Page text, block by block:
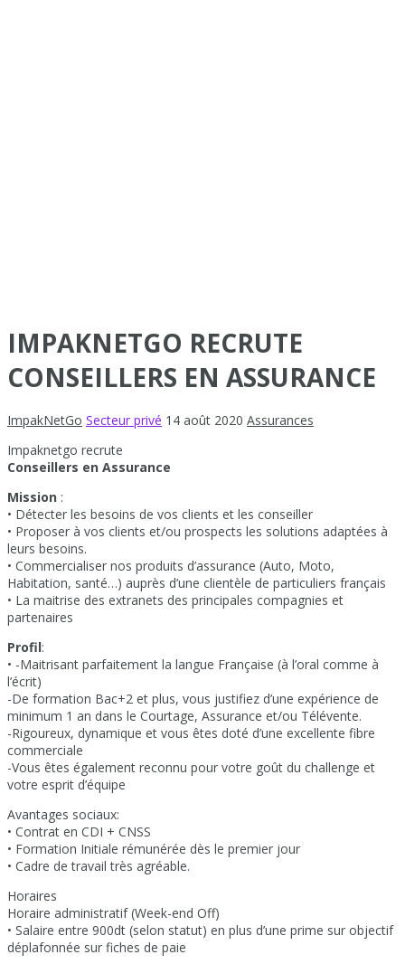
IMPAKNETGO RECRUTE
CONSEILLERS EN ASSURANCE
ImpakNetGo Secteur privé 14 août 2020 Assurances
Impaknetgo recrute
Conseillers en Assurance
Mission :
• Détecter les besoins de vos clients et les conseiller
• Proposer à vos clients et/ou prospects les solutions adaptées à
leurs besoins.
• Commercialiser nos produits d’assurance (Auto, Moto,
Habitation, santé…) auprès d’une clientèle de particuliers français
• La maitrise des extranets des principales compagnies et
partenaires
Profil:
• -Maitrisant parfaitement la langue Française (à l’oral comme à
l’écrit)
-De formation Bac+2 et plus, vous justifiez d’une expérience de
minimum 1 an dans le Courtage, Assurance et/ou Télévente.
-Rigoureux, dynamique et vous êtes doté d’une excellente fibre
commerciale
-Vous êtes également reconnu pour votre goût du challenge et
votre esprit d’équipe
Avantages sociaux:
• Contrat en CDI + CNSS
• Formation Initiale rémunérée dès le premier jour
• Cadre de travail très agréable.
Horaires
Horaire administratif (Week-end Off)
• Salaire entre 900dt (selon statut) en plus d’une prime sur objectif
déplafonnée sur fiches de paie